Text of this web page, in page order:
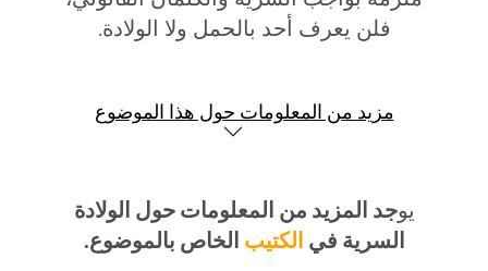
فلن يعرف أحد بالحمل ولا الولادة.
مزيد من المعلومات حول هذا الموضوع
يوجد المزيد من المعلومات حول الولادة
السرية في الكتيب الخاص بالموضوع.